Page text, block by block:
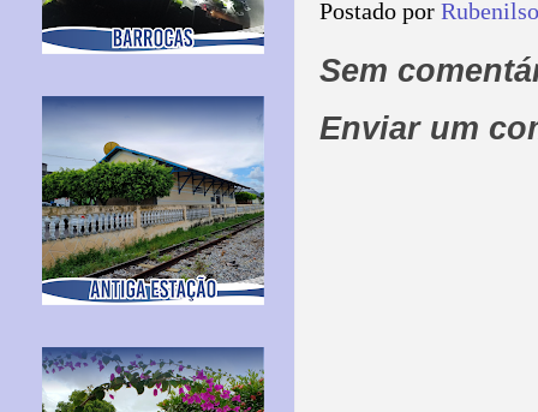
Postado por
Sem
Enviar um